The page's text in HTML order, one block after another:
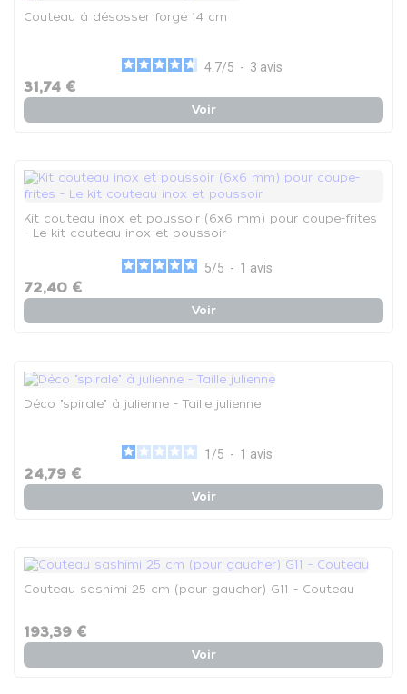
Couteau à désosser forgé 14 cm
4.7/5 - 3 avis
31,74 €
Voir
Kit couteau inox et poussoir (6x6 mm) pour coupe-frites
- Le kit couteau inox et poussoir
5/5 - 1 avis
72,40 €
Voir
Déco "spirale" à julienne - Taille julienne
1 /5 - 1 avis
24,79 €
Voir
Couteau sashimi 25 cm (pour gaucher) G11 - Couteau
193,39 €
Voir